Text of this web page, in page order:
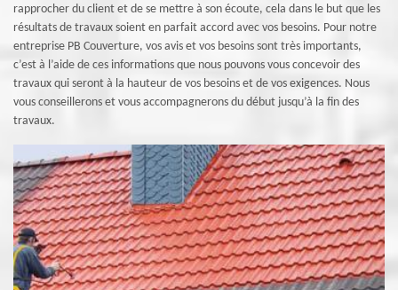
rapprocher du client et de se mettre à son écoute, cela dans le but que les
résultats de travaux soient en parfait accord avec vos besoins. Pour notre
entreprise PB Couverture, vos avis et vos besoins sont très importants,
c’est à l’aide de ces informations que nous pouvons vous concevoir des
travaux qui seront à la hauteur de vos besoins et de vos exigences. Nous
vous conseillerons et vous accompagnerons du début jusqu’à la fin des
travaux.